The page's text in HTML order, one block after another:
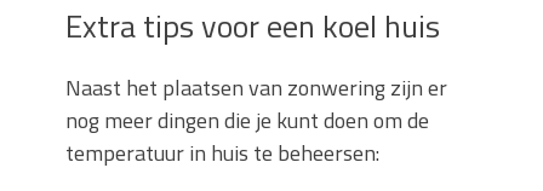
Extra tips voor een koel huis
Naast het plaatsen van zonwering zijn er
nog meer dingen die je kunt doen om de
temperatuur in huis te beheersen: